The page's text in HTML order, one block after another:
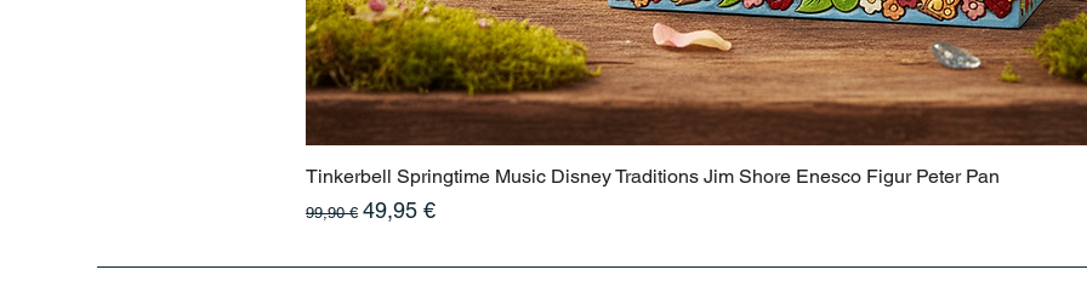
Tinkerbell Springtime Music Disney Traditions Jim Shore Enesco Figur Peter Pan
Standardpreis
99,90 € Sale-Preis
49,95 €